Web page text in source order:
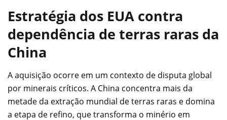
Estratégia dos EUA contra
dependência de terras raras da
China
A aquisição ocorre em um contexto de disputa global
por minerais críticos. A China concentra mais da
metade da extração mundial de terras raras e domina
a etapa de refino, que transforma o minério em